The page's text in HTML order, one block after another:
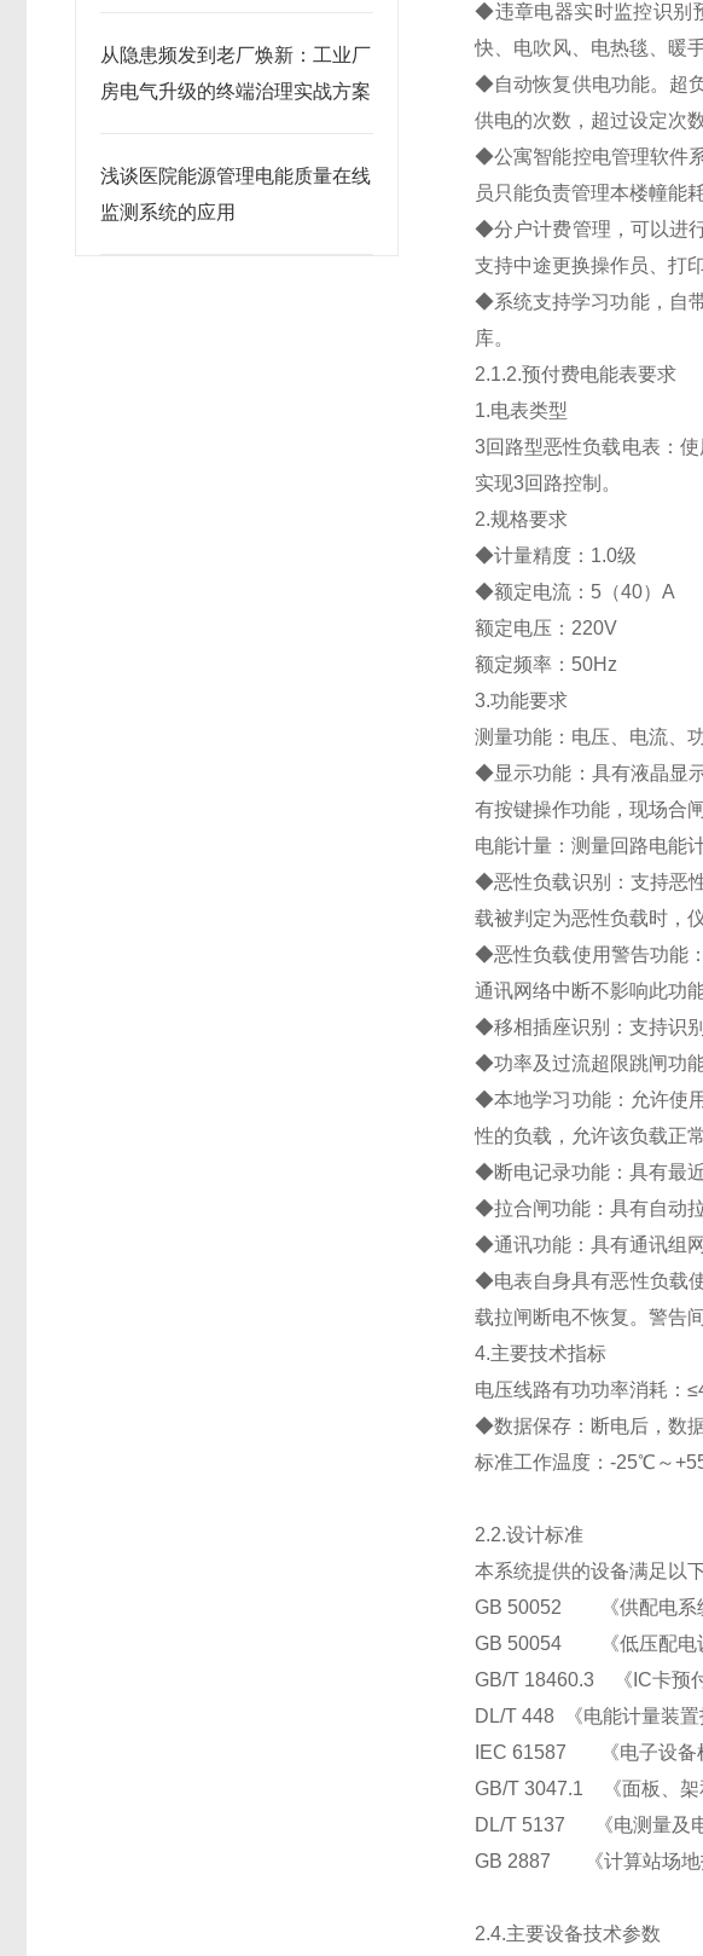
从隐患频发到老厂焕新：工业厂
房电气升级的终端治理实战方案
浅谈医院能源管理电能质量在线
监测系统的应用
◆违章电器实时监控识别
快、电吹风、电热毯、暖
◆自动恢复供电功能。超
供电的次数，超过设定次
◆公寓智能控电管理软件
员只能负责管理本楼幢能
◆分户计费管理，可以进
支持中途更换操作员、打
◆系统支持学习功能，自
库。
2.1.2.预付费电能表要求
1.电表类型
3回路型恶性负载电表：
实现3回路控制。
2.规格要求
◆计量精度：1.0级
◆额定电流：5（40）A
额定电压：220V
额定频率：50Hz
3.功能要求
测量功能：电压、电流、
◆显示功能：具有液晶显
有按键操作功能，现场合
电能计量：测量回路电能
◆恶性负载识别：支持恶
载被判定为恶性负载时，
◆恶性负载使用警告功能
通讯网络中断不影响此功能
◆移相插座识别：支持识
◆功率及过流超限跳闸功
◆本地学习功能：允许使
性的负载，允许该负载正常
◆断电记录功能：具有最
◆拉合闸功能：具有自动
◆通讯功能：具有通讯组
◆电表自身具有恶性负载
载拉闸断电不恢复。警告
4.主要技术指标
电压线路有功功率消耗：
◆数据保存：断电后，数
标准工作温度：-25℃～
2.2.设计标准
本系统提供的设备满足以
GB 50052 《供配电系
GB 50054 《低压配电
GB/T 18460.3 《IC卡预
DL/T 448 《电能计量装置
IEC 61587 《电子设备
GB/T 3047.1 《面板、架
DL/T 5137 《电测量及电
GB 2887
《计算站场
2.4.主要设备技术参数